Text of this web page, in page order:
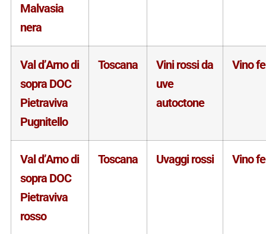
Malvasia
nera
Val d’Arno di
sopra DOC
Pietraviva
Pugnitello
Toscana
Vini rossi da
uve
autoctone
Vino
Val d’Arno di
sopra DOC
Pietraviva
rosso
Toscana Uvaggi rossi Vino